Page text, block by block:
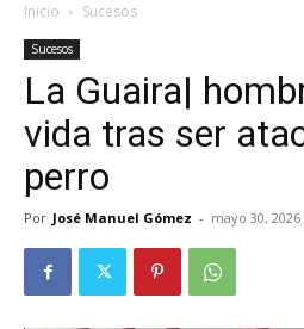
Inicio Sucesos
Sucesos
La Guaira|
vida tras ser
perro
Por José Manuel Gómez - mayo 30, 2026